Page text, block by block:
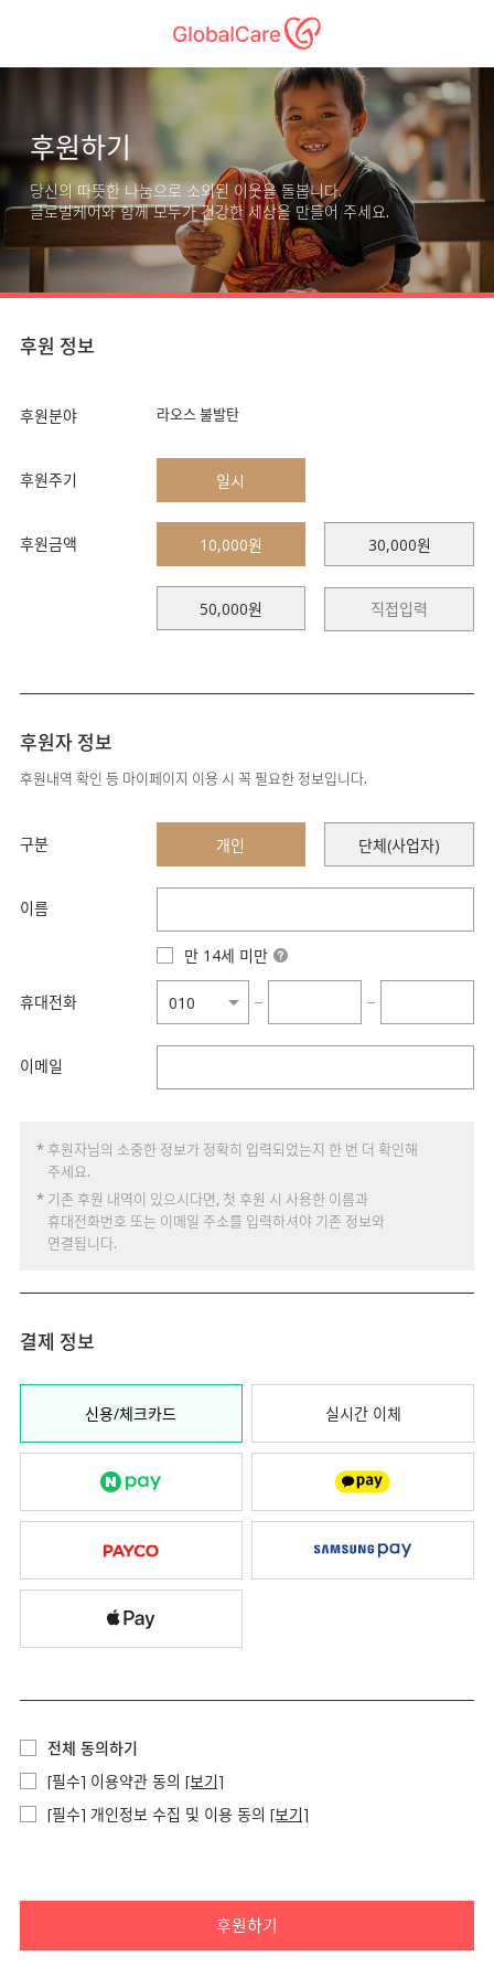
후원하기
당신의 따뜻한 나눔으로 소외된 이웃을 돌봅니다.
글로벌케어와 함께 모두가 건강한 세상을 만들어 주세요.
후원 정보
후원분야 라오스 불발탄
후원주기 일시
후원금액 10,000원 30,000원
50,000원
후원자 정보
후원내역 확인 등 마이페이지 이용 시 꼭 필요한 정보입니다.
구분 개인 단체(사업자)
이름
만 14세 미만
휴대전화 − −
이메일
* 후원자님의 소중한 정보가 정확히 입력되었는지 한 번 더 확인해
주세요.
* 기존 후원 내역이 있으시다면, 첫 후원 시 사용한 이름과
휴대전화번호 또는 이메일 주소를 입력하셔야 기존 정보와
연결됩니다.
결제 정보
신용/체크카드 실시간 이체
전체 동의하기
[필수] 이용약관 동의 [보기]
[필수] 개인정보 수집 및 이용 동의 [보기]
후원하기